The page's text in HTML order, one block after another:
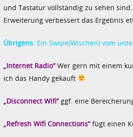
und Tastatur vollständig zu sehen
Erweiterung verbessert das Ergebnis
Übrigens: Ein Swipe(Wischen) vom
„Internet Radio“Wer gern mit einem
ich das Handy gekauft
„Disconnect Wifi“ggf. eine
„Refresh Wifi Connections“fügt einen